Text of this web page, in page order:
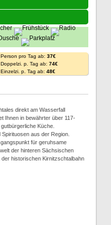
Person pro Tag ab: 37€
Doppelzi. p. Tag ab: 74€
Einzelzi. p. Tag ab: 48€
direkt am Wasserfall
Ihnen in bewährter über 117-
Küche.
aus der Region.
für geruhsame
der hinteren Sächsischen
historischen Kirnitzschtalbahn